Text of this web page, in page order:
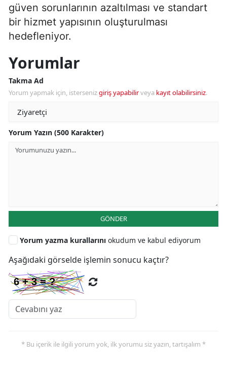
güven sorunlarının azaltılması ve standart
bir hizmet yapısının oluşturulması
hedefleniyor.
Yorumlar
Takma Ad
Yorum yapmak için, istersenizgiriş yapabilirveya kayıt olabilirsiniz.
Yorum Yazın (500 Karakter)
GÖNDER
Yorum yazma kurallarını okudum ve kabul ediyorum
Aşağıdaki görselde işlemin sonucu kaçtır?
* Bu içerik ile ilgili yorum yok, ilk yorumu siz yazın, tartışalım *